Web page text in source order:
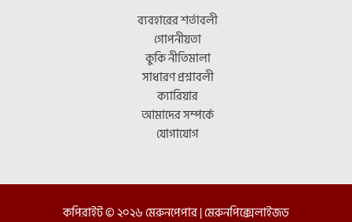
ব্যবহারের শর্তাবলী
গোপনীয়তা
কুকি নীতিমালা
সাধারণ প্রশ্নাবলী
ক্যারিয়ার
আমাদের সম্পর্কে
যোগাযোগ
কপিরাইট © ২০২৬ মেরুনপেপার |মেরুনপিক্সেলাইজড